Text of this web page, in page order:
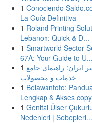
1 Conociendo
La Guía Definitiva
1 Roland Printing
Lebanon: Quick & D...
1 Smartworld Sector
67A: Your Guide to U...
1 ایران: راهنمای جامع
خدمات و محصولات
1 Belawantoto:
Lengkap & Akses
1 Genital Ülser
Nedenleri | Sebepleri...